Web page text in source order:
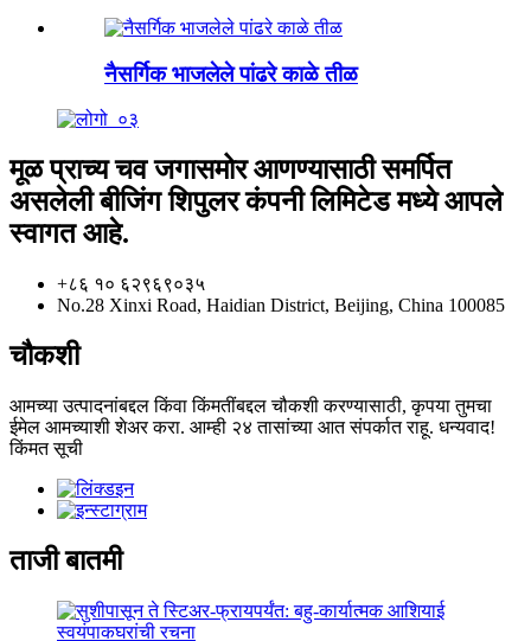
नैसर्गिक भाजलेले पांढरे काळे तीळ
मूळ प्राच्य चव जगासमोर आणण्यासाठी समर्पित
असलेली बीजिंग शिपुलर कंपनी लिमिटेड मध्ये आपले
स्वागत आहे.
+८६ १० ६२९६९०३५
No.28 Xinxi Road, Haidian District, Beijing, China 100085
चौकशी
आमच्या उत्पादनांबद्दल किंवा किंमतींबद्दल चौकशी करण्यासाठी, कृपया तुमचा
ईमेल आमच्याशी शेअर करा. आम्ही २४ तासांच्या आत संपर्कात राहू. धन्यवाद!
किंमत सूची
ताजी बातमी